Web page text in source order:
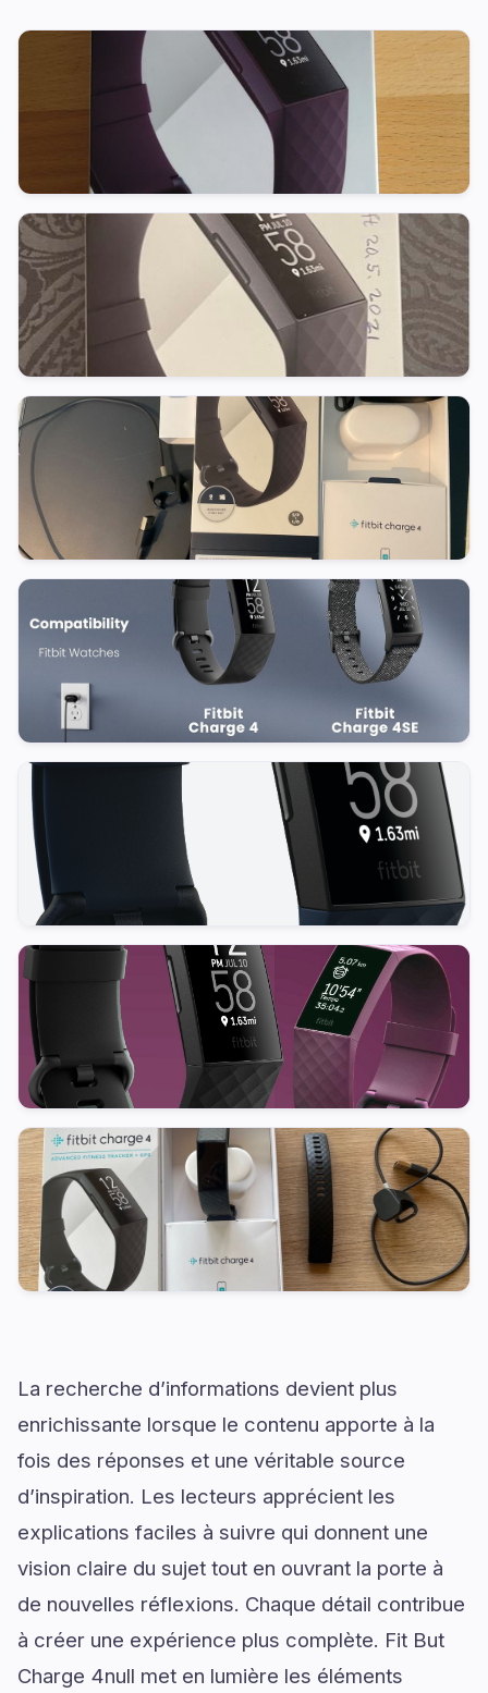
La recherche d’informations devient plus
enrichissante lorsque le contenu apporte à la
fois des réponses et une véritable source
d’inspiration. Les lecteurs apprécient les
explications faciles à suivre qui donnent une
vision claire du sujet tout en ouvrant la porte à
de nouvelles réflexions. Chaque détail contribue
à créer une expérience plus complète. Fit But
Charge 4null met en lumière les éléments